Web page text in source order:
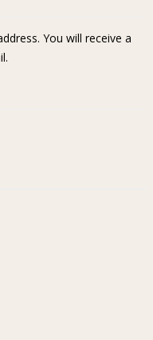
You will receive a